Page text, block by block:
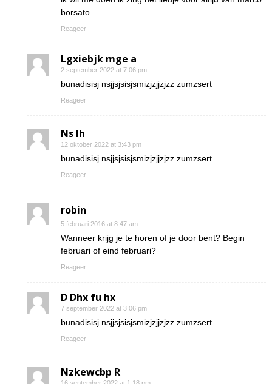
borsato
Reageer
Lgxiebjk mge a
2 september 2022 at 7:06 pm
bunadisisj nsjjsjsisjsmizjzjjzjzz zumzsert
Reageer
Ns Ih
12 oktober 2022 at 3:43 pm
bunadisisj nsjjsjsisjsmizjzjjzjzz zumzsert
Reageer
robin
5 februari 2016 at 8:47 am
Wanneer krijg je te horen of je door bent? Begin
februari of eind februari?
Reageer
D Dhx fu hx
7 september 2022 at 3:06 pm
bunadisisj nsjjsjsisjsmizjzjjzjzz zumzsert
Reageer
Nzkewcbp R